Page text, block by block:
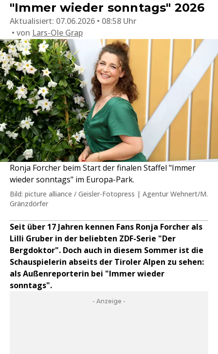
"Immer wieder sonntags" 2026
Aktualisiert: 07.06.2026 • 08:58 Uhr
von Lars-Ole Grap
Ronja Forcher beim Start der finalen Staffel "Immer
wieder sonntags" im Europa-Park.
Bild: picture alliance / Geisler-Fotopress | Agentur Wehnert/M.
Gränzdörfer
Seit über 17 Jahren kennen Fans Ronja Forcher als
Lilli Gruber in der beliebten ZDF-Serie "Der
Bergdoktor". Doch auch in diesem Sommer ist die
Schauspielerin abseits der Tiroler Alpen zu sehen:
als Außenreporterin bei "Immer wieder
sonntags".
- Anzeige -